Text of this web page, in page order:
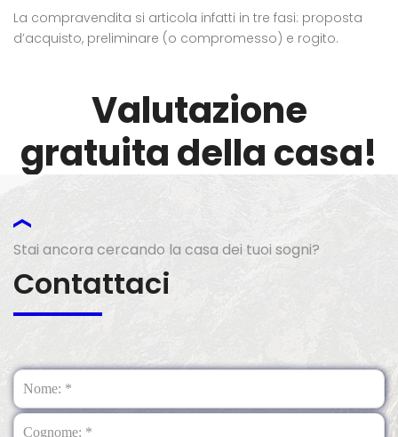
La compravendita si articola infatti in tre fasi: proposta
d’acquisto, preliminare (o compromesso) e rogito.
Valutazione
gratuita della casa!
Stai ancora cercando la casa dei tuoi sogni?
Contattaci